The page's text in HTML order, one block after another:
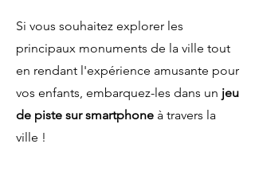
Si vous souhaitez explorer les
principaux monuments de la ville tout
en rendant l'expérience amusante pour
vos enfants, embarquez-les dans un jeu
de piste sur smartphone à travers la
ville !